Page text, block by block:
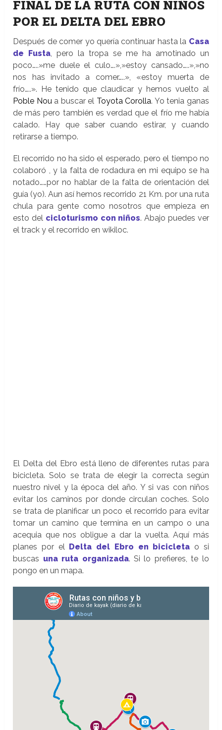
FINAL DE LA RUTA CON NIÑOS
POR EL DELTA DEL EBRO
Después de comer yo quería continuar hasta la Casa
de Fusta , pero la tropa se me ha amotinado un
poco…..»me duele el culo….»,»estoy cansado…..»,»no
nos has invitado a comer…..», «estoy muerta de
frío…..». He tenido que claudicar y hemos vuelto al
Poble Nou a buscar el Toyota Corolla. Yo tenia ganas
de más pero también es verdad que el frío me había
calado. Hay que saber cuando estirar, y cuando
retirarse a tiempo.
El recorrido no ha sido el esperado, pero el tiempo no
colaboró , y la falta de rodadura en mi equipo se ha
notado……por no hablar de la falta de orientación del
guía (yo). Aun así hemos recorrido 21 Km. por una ruta
chula para gente como nosotros que empieza en
esto del cicloturismo con niños. Abajo puedes ver
el track y el recorrido en wikiloc.
El Delta del Ebro está lleno de diferentes rutas para
bicicleta. Solo se trata de elegir la correcta según
nuestro nivel y la época del año. Y si vas con niños
evitar los caminos por donde circulan coches. Solo
se trata de planificar un poco el recorrido para evitar
tomar un camino que termina en un campo o una
acequia que nos obligue a dar la vuelta. Aquí más
planes por el Delta del Ebro en bicicleta o si
buscas una ruta organizada. Si lo prefieres, te lo
pongo en un mapa.